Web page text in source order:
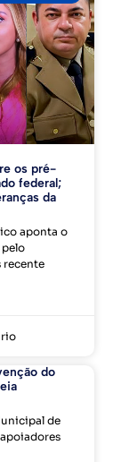
os pré-
federal;
da
aponta o
recente
do
de